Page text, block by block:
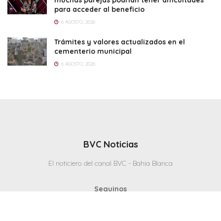
para acceder al beneficio
6 AGOSTO, 2026
Trámites y valores actualizados en el
cementerio municipal
6 AGOSTO, 2026
BVC Noticias
El noticiero del canal BVC - Bahia Blanca
Seguinos